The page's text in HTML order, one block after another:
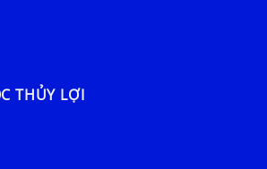
THỦY LỢI